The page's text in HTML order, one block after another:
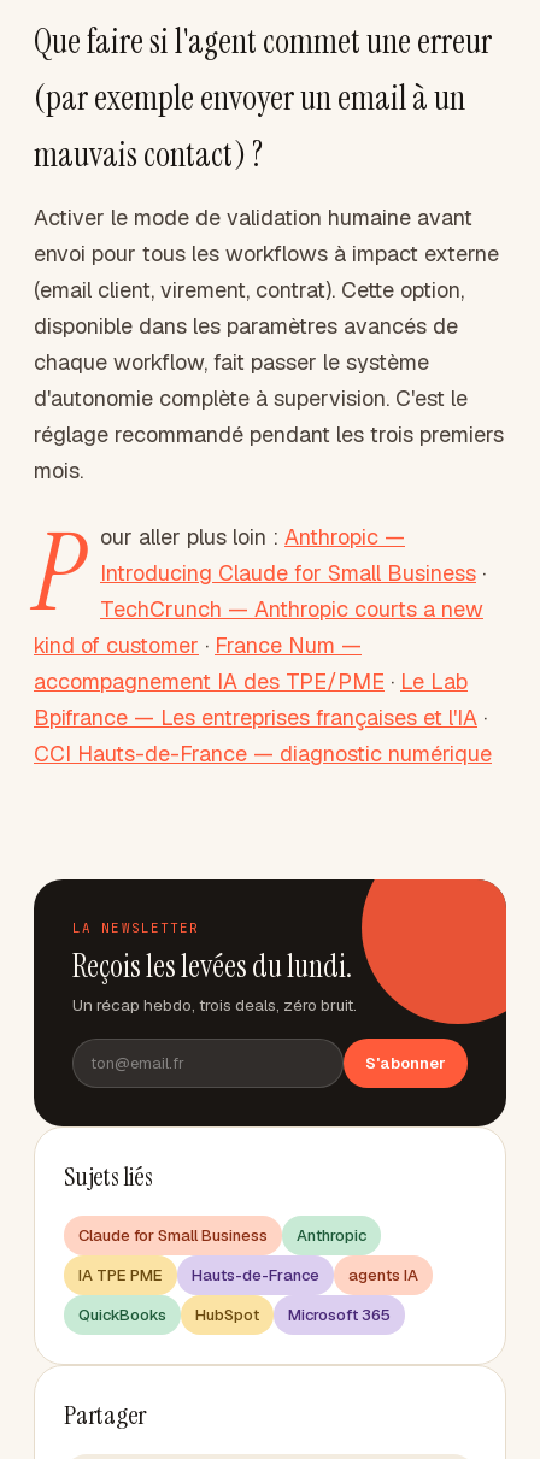
Que faire si l'agent commet une erreur
(par exemple envoyer un email à un
mauvais contact) ?
Activer le mode de validation humaine avant
envoi pour tous les workflows à impact externe
(email client, virement, contrat). Cette option,
disponible dans les paramètres avancés de
chaque workflow, fait passer le système
d'autonomie complète à supervision. C'est le
réglage recommandé pendant les trois premiers
mois.
P our aller plus loin : Anthropic —
Introducing Claude for Small Business ·
TechCrunch — Anthropic courts a new
kind of customer · France Num —
accompagnement IA des TPE/PME · Le Lab
Bpifrance — Les entreprises françaises et l'IA ·
CCI Hauts-de-France — diagnostic numérique
LA NEWSLETTER
Reçois les levées du lundi.
Un récap hebdo, trois deals, zéro bruit.
S'abonner
Sujets liés
Claude for Small Business
Anthropic
IA TPE PME
Hauts-de-France
agents IA
QuickBooks
HubSpot Microsoft 365
Partager